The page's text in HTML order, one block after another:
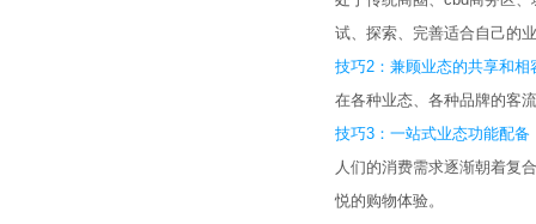
试、探索、完善适合自己的
技巧2：兼顾业态的共享和相
在各种业态、各种品牌的客
技巧3：一站式业态功能配备
人们的消费需求逐渐朝着复
悦的购物体验。